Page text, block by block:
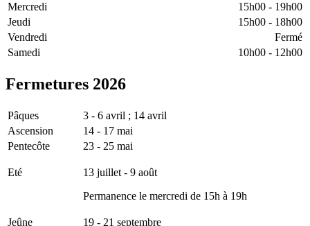
Mercredi
15h00 - 19h00
Jeudi
15h00 - 18h00
Vendredi
Fermé
Samedi
10h00 - 12h00
Fermetures 2026
Pâques
3 - 6 avril ; 14 avril
Ascension
14 - 17 mai
Pentecôte
23 - 25 mai
Eté
13 juillet - 9 août
Permanence le mercredi de 15h à 19h
Jeûne
19 - 21 septembre